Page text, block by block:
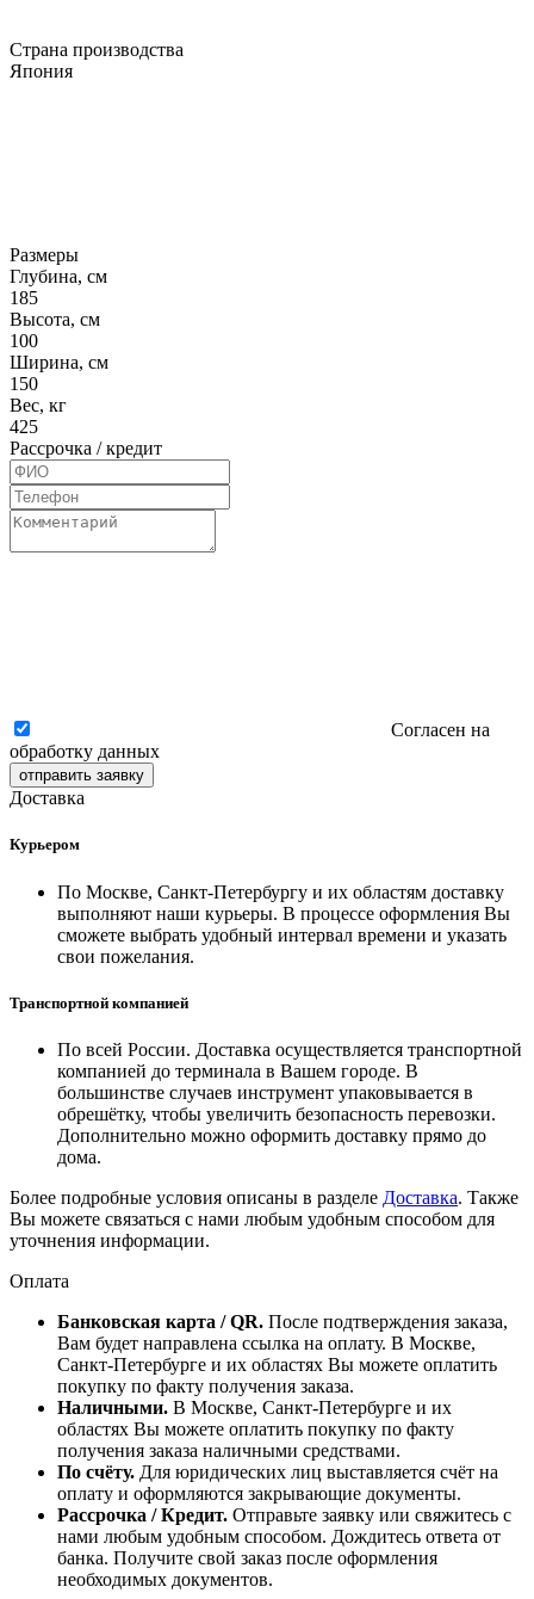
Страна производства
Япония
Размеры
Глубина, см
185
Высота, см
100
Ширина, см
150
Вес, кг
425
Рассрочка / кредит
Согласен на
обработку данных
отправить заявку
Доставка
Курьером
По Москве, Санкт-Петербургу и их областям доставку
выполняют наши курьеры. В процессе оформления Вы
сможете выбрать удобный интервал времени и указать
свои пожелания.
Транспортной компанией
По всей России. Доставка осуществляется транспортной
компанией до терминала в Вашем городе. В
большинстве случаев инструмент упаковывается в
обрешётку, чтобы увеличить безопасность перевозки.
Дополнительно можно оформить доставку прямо до
дома.
Более подробные условия описаны в разделе Доставка. Также
Вы можете связаться с нами любым удобным способом для
уточнения информации.
Оплата
Банковская карта / QR. После подтверждения заказа,
Вам будет направлена ссылка на оплату. В Москве,
Санкт-Петербурге и их областях Вы можете оплатить
покупку по факту получения заказа.
Наличными. В Москве, Санкт-Петербурге и их
областях Вы можете оплатить покупку по факту
получения заказа наличными средствами.
По счёту. Для юридических лиц выставляется счёт на
оплату и оформляются закрывающие документы.
Рассрочка / Кредит. Отправьте заявку или свяжитесь с
нами любым удобным способом. Дождитесь ответа от
банка. Получите свой заказ после оформления
необходимых документов.